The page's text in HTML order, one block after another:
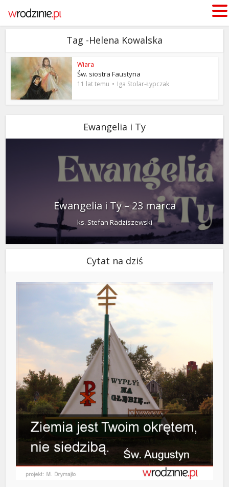
Tag -Helena Kowalska
Wiara
Św. siostra Faustyna
11 lat temu Iga Stolar-Łypczak
Ewangelia i Ty
Ewangelia i Ty – 23 marca
ks. Stefan Radziszewski
Cytat na dziś